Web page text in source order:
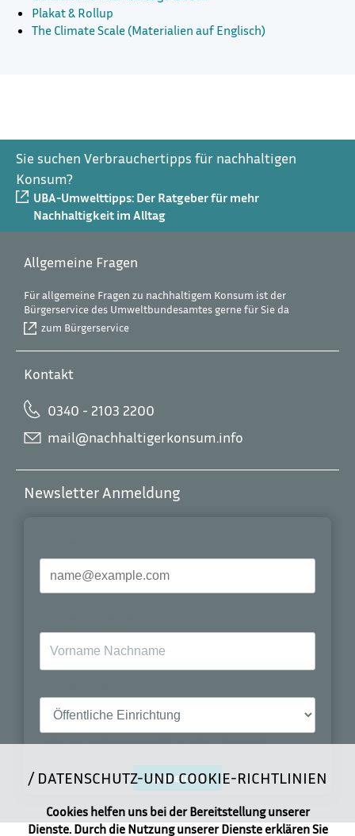
Plakat & Rollup
The Climate Scale (Materialien auf Englisch)
Sie suchen Verbrauchertipps für nachhaltigen
Konsum?
UBA-Umwelttipps: Der Ratgeber für mehr
Nachhaltigkeit im Alltag
Allgemeine Fragen
Für allgemeine Fragen zu nachhaltigem Konsum ist der
Bürgerservice des Umweltbundesamtes gerne für Sie da
zum Bürgerservice
Kontakt
0340 - 2103 2200
mail@nachhaltigerkonsum.info
Newsletter Anmeldung
anmelden
DATENSCHUTZ-UND COOKIE-RICHTLINIEN
Cookies helfen uns bei der Bereitstellung unserer
Dienste. Durch die Nutzung unserer Dienste erklären Sie